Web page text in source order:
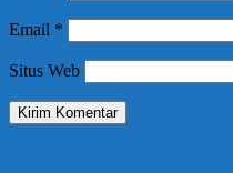
Email *
Situs Web